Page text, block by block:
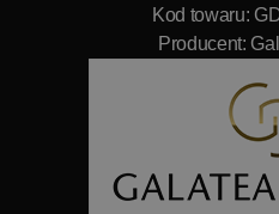
Kod towaru:
Producent: